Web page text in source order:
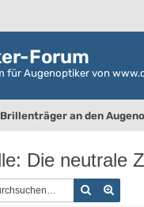
Forum
für Augenoptiker von
an den
Die neutrale
Suche